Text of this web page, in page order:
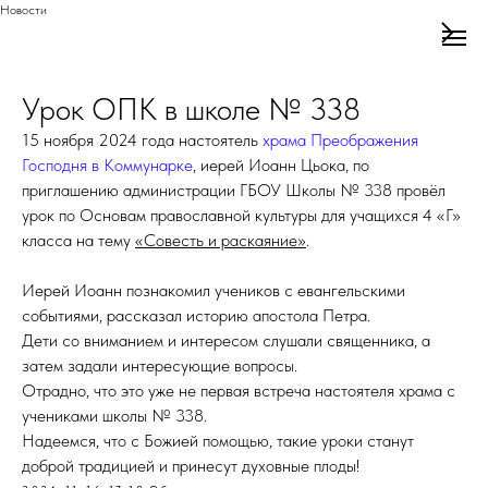
Новости
Урок ОПК в школе № 338
15 ноября 2024 года настоятель храма Преображения
Господня в Коммунарке, иерей Иоанн Цьока, по
приглашению администрации ГБОУ Школы № 338 провёл
урок по Основам православной культуры для учащихся 4 «Г»
класса на тему «Совесть и раскаяние».
Иерей Иоанн познакомил учеников с евангельскими
событиями, рассказал историю апостола Петра.
Дети со вниманием и интересом слушали священника, а
затем задали интересующие вопросы.
Отрадно, что это уже не первая встреча настоятеля храма с
учениками школы № 338.
Надеемся, что с Божией помощью, такие уроки станут
доброй традицией и принесут духовные плоды!